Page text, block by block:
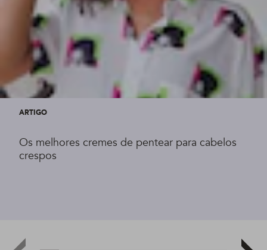
ARTIGO
Os melhores cremes de pentear para cabelos
crespos